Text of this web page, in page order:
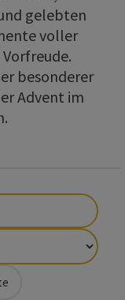
gelebten
voller
besonderer
Advent im